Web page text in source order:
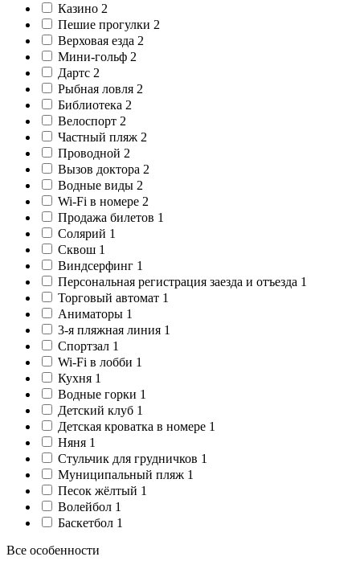
Казино 2
Пешие прогулки 2
Верховая езда 2
Мини-гольф 2
Дартс 2
Рыбная ловля 2
Библиотека 2
Велоспорт 2
Частный пляж 2
Проводной 2
Вызов доктора 2
Водные виды 2
Wi-Fi в номере 2
Продажа билетов 1
Солярий 1
Сквош 1
Виндсерфинг 1
Персональная регистрация заезда и отъезда 1
Торговый автомат 1
Аниматоры 1
3-я пляжная линия 1
Спортзал 1
Wi-Fi в лобби 1
Кухня 1
Водные горки 1
Детский клуб 1
Детская кроватка в номере 1
Няня 1
Стульчик для грудничков 1
Муниципальный пляж 1
Песок жёлтый 1
Волейбол 1
Баскетбол 1
Все особенности